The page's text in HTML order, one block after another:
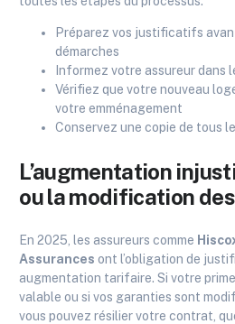
Préparez vos justificatifs
démarches
Informez votre assureur dans
Vérifiez que votre nouveau
votre emménagement
Conservez une copie de tous
L’augmentation
ou la modification
En 2025, les assureurs comme
Assurances ont l’obligation de
augmentation tarifaire. Si votre
valable ou si vos garanties sont
vous pouvez résilier votre contrat,